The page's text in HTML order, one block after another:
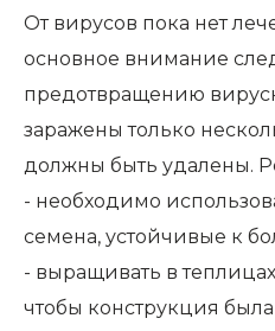
От вирусов пока нет
основное внимание
предотвращению
заражены только
должны быть удалены.
- необходимо
семена, устойчивые к
- выращивать в
чтобы конструкция была